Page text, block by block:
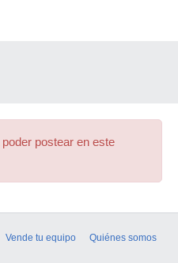
poder postear en este
Vende tu equipo
Quiénes somos